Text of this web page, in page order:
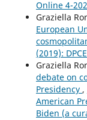
Online 4-
Graziella
European
(2019):
Graziella
debate on
Presidency ,
American
Biden (a